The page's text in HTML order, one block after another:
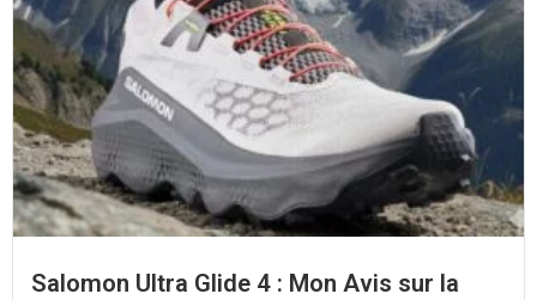
Salomon Ultra Glide 4 : Mon Avis sur la